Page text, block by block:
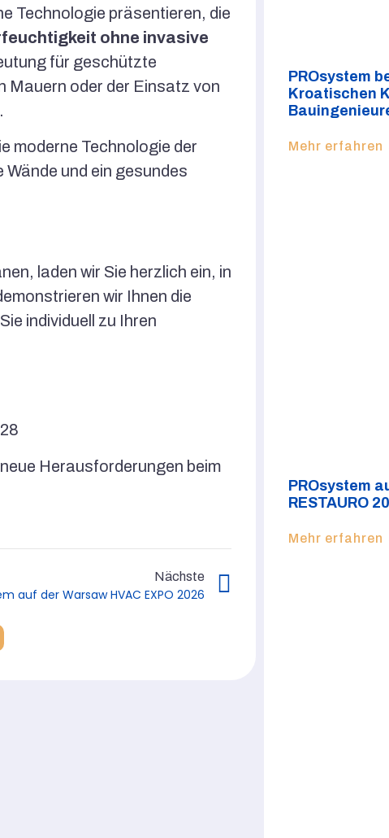
Technologie präsentieren, die
ohne invasive
für geschützte
Mauern oder der Einsatz von
moderne Technologie der
und ein gesundes
laden wir Sie herzlich ein, in
wir Ihnen die
individuell zu Ihren
Herausforderungen beim
Nächste
auf der Warsaw HVAC EXPO 2026
PROsystem
Kroatischen
Mehr erfahren
PROsystem
RESTAURO
Mehr erfahren